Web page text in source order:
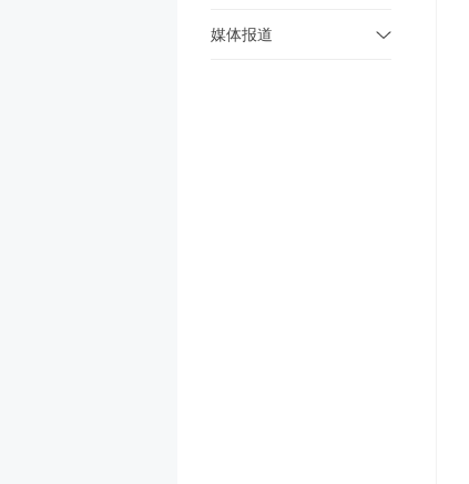
媒体报道